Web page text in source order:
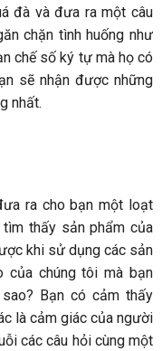
đà và đưa ra một câu
chặn tình huống như
chế số ký tự mà họ có
sẽ nhận được những
nhất.
ra cho bạn một loạt
tìm thấy sản phẩm của
khi sử dụng các sản
của chúng tôi mà bạn
Bạn có cảm thấy
là cảm giác của người
các câu hỏi cùng một